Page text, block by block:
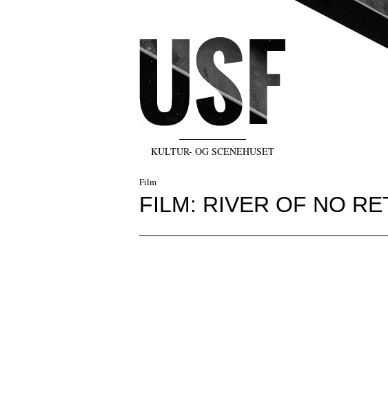
KULTUR- OG SCENEHUSET
Film
FILM: RIVER OF NO